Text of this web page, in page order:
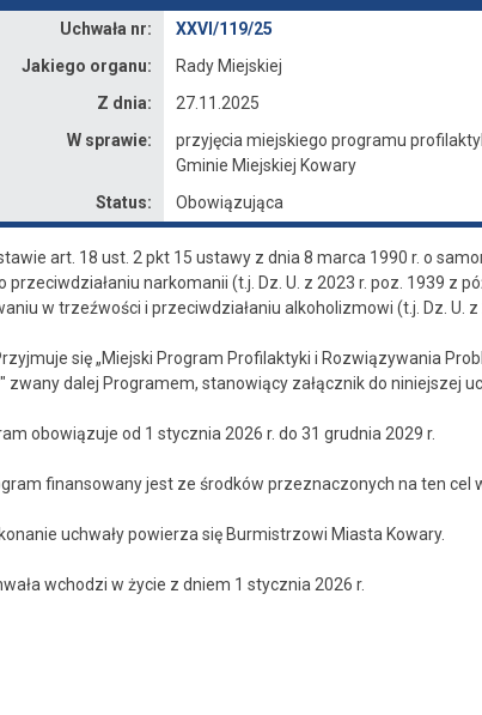
Uchwała nr:
XXVI/119/25
Jakiego organu:
Rady Miejskiej
Z dnia:
27.11.2025
W sprawie:
przyjęcia miejskiego programu
Gminie Miejskiej Kowary
Status:
Obowiązująca
art. 18 ust. 2 pkt 15 ustawy z dnia 8 marca 1990 r. o
przeciwdziałaniu narkomanii (t.j. Dz. U. z 2023 r. poz. 1939 z
w trzeźwości i przeciwdziałaniu alkoholizmowi (t.j. Dz. U.
się „Miejski Program Profilaktyki i Rozwiązywania
zwany dalej Programem, stanowiący załącznik do niniejszej
obowiązuje od 1 stycznia 2026 r. do 31 grudnia 2029 r.
finansowany jest ze środków przeznaczonych na ten cel
uchwały powierza się Burmistrzowi Miasta Kowary.
wchodzi w życie z dniem 1 stycznia 2026 r.